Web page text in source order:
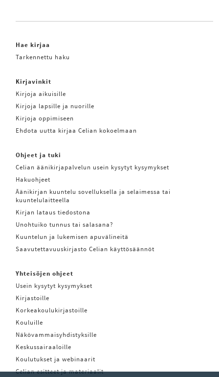
Hae kirjaa
Tarkennettu haku
Kirjavinkit
Kirjoja aikuisille
Kirjoja lapsille ja nuorille
Kirjoja oppimiseen
Ehdota uutta kirjaa Celian kokoelmaan
Ohjeet ja tuki
Celian äänikirjapalvelun usein kysytyt kysymykset
Hakuohjeet
Äänikirjan kuuntelu sovelluksella ja selaimessa tai
kuuntelulaitteella
Kirjan lataus tiedostona
Unohtuiko tunnus tai salasana?
Kuuntelun ja lukemisen apuvälineitä
Saavutettavuuskirjasto Celian käyttösäännöt
Yhteisöjen ohjeet
Usein kysytyt kysymykset
Kirjastoille
Korkeakoulukirjastoille
Kouluille
Näkövammaisyhdistyksille
Keskussairaaloille
Koulutukset ja webinaarit
Celian esitteet ja materiaalit